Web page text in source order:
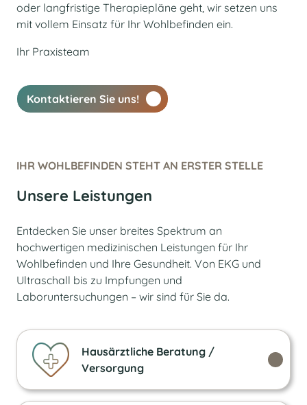
oder langfristige Therapiepläne geht, wir setzen uns
mit vollem Einsatz für Ihr Wohlbefinden ein.
Ihr Praxisteam
Kontaktieren Sie uns!
IHR WOHLBEFINDEN STEHT AN ERSTER STELLE
Unsere Leistungen
Entdecken Sie unser breites Spektrum an
hochwertigen medizinischen Leistungen für Ihr
Wohlbefinden und Ihre Gesundheit. Von EKG und
Ultraschall bis zu Impfungen und
Laboruntersuchungen – wir sind für Sie da.
Hausärztliche Beratung /
Versorgung